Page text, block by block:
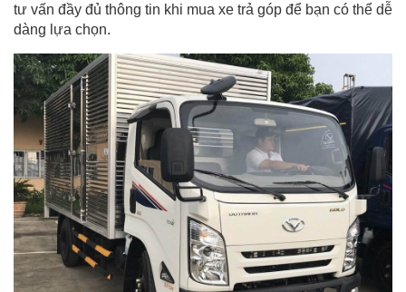
tư vấn đầy đủ thông tin khi mua xe trả góp để bạn có thể dễ
dàng lựa chọn.